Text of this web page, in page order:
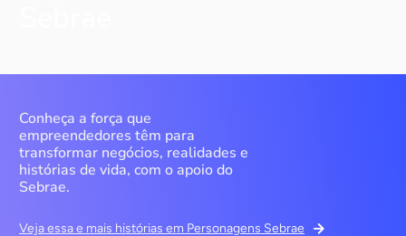
Conheça a força que
empreendedores têm para
transformar negócios, realidades e
histórias de vida, com o apoio do
Sebrae.
Veja essa e mais histórias em Personagens Sebrae